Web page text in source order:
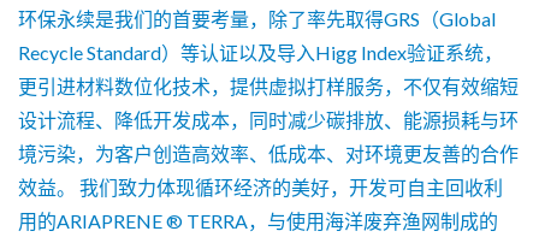
环保永续是我们的首要考量，除了率先取得GRS（Global
Recycle Standard）等认证以及导入Higg Index验证系统，
更引进材料数位化技术，提供虚拟打样服务，不仅有效缩短
设计流程、降低开发成本，同时减少碳排放、能源损耗与环
境污染，为客户创造高效率、低成本、对环境更友善的合作
效益。 我们致力体现循环经济的美好，开发可自主回收利
用的ARIAPRENE ® TERRA，与使用海洋废弃渔网制成的